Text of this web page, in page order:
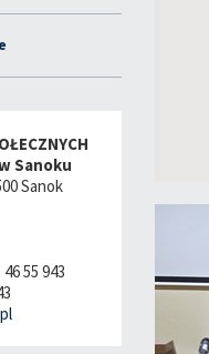
Sanoku
Sanok
55 943